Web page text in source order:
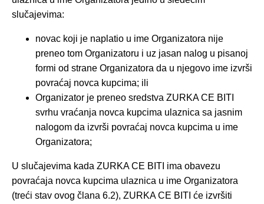
slučajevima:
novac koji je naplatio u ime Organizatora nije
preneo tom Organizatoru i uz jasan nalog u pisanoj
formi od strane Organizatora da u njegovo ime izvrši
povraćaj novca kupcima; ili
Organizator je preneo sredstva ZURKA CE BITI
svrhu vraćanja novca kupcima ulaznica sa jasnim
nalogom da izvrši povraćaj novca kupcima u ime
Organizatora;
U slučajevima kada ZURKA CE BITI ima obavezu
povraćaja novca kupcima ulaznica u ime Organizatora
(treći stav ovog člana 6.2), ZURKA CE BITI će izvršiti